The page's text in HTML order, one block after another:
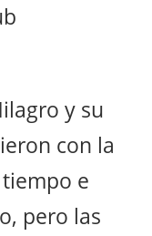
y su
con la
e
pero las